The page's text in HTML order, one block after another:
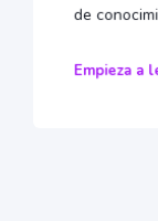
de
Empieza a